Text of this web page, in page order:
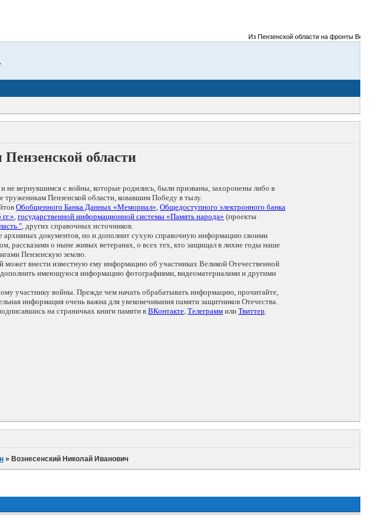
Из Пензенской области на фронты Великой
области
вернувшимся с войны, которые родились, были призваны, захоронены либо в
труженикам Пензенской области, ковавшим Победу в тылу.
Обобщенного Банка Данных «Мемориал», Общедоступного электронного банка
, государственной информационной системы «Память народа» (проекты
, других справочных источников.
архивных документов, но и дополнит сухую справочную информацию своими
рассказами о ныне живых ветеранах, о всех тех, кто защищал в лихие годы наше
Пензенскую землю.
внести известную ему информацию об участниках Великой Отечественной
имеющуюся информацию фотографиями, видеоматериалами и другими
участнику войны. Прежде чем начать обрабатывать информацию, прочитайте,
информация очень важна для увековечивания памяти защитников Отечества.
на страничках книги памяти в ВКонтакте, Телеграмм или Твиттер.
» Вознесенский Николай Иванович